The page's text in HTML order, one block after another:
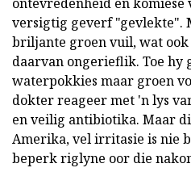
versigtig geverf "gevlekte".
briljante groen vuil, wat
daarvan ongerieflik. Toe hy
waterpokkies maar groen
dokter reageer met 'n lys
en veilig antibiotika. Maar
Amerika, vel irritasie is nie
beperk riglyne oor die